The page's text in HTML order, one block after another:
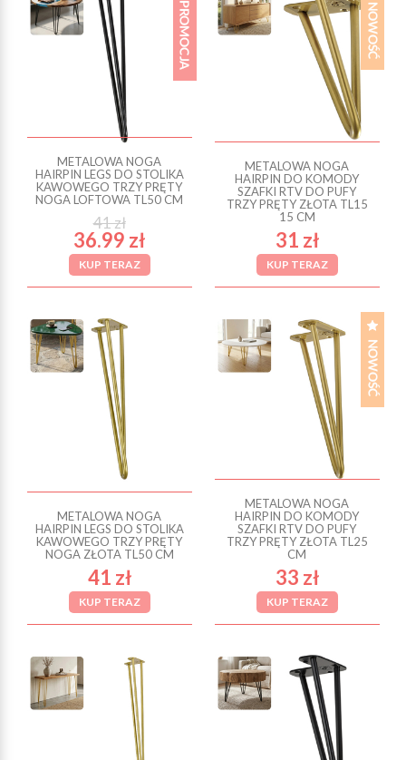
METALOWA NOGA
HAIRPIN LEGS DO STOLIKA
KAWOWEGO TRZY PRĘTY
NOGA LOFTOWA TL50 CM
41 zł
36.99 zł
KUP TERAZ
METALOWA NOGA
HAIRPIN DO KOMODY
SZAFKI RTV DO PUFY
TRZY PRĘTY ZŁOTA TL15
15 CM
31 zł
KUP TERAZ
METALOWA NOGA
HAIRPIN LEGS DO STOLIKA
KAWOWEGO TRZY PRĘTY
NOGA ZŁOTA TL50 CM
41 zł
KUP TERAZ
METALOWA NOGA
HAIRPIN DO KOMODY
SZAFKI RTV DO PUFY
TRZY PRĘTY ZŁOTA TL25
CM
33 zł
KUP TERAZ